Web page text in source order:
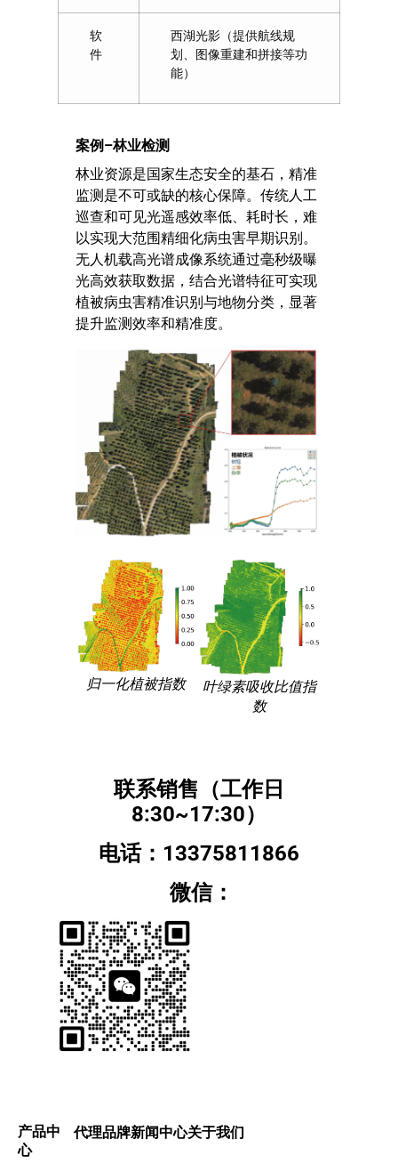
软
件
西湖光影（提供航线规
划、图像重建和拼接等功
能）
案例 –林业检测
林业资源是国家生态安全的基石，精准
监测是不可或缺的核心保障。传统人工
巡查和可见光遥感效率低、耗时长，难
以实现大范围精细化病虫害早期识别。
无人机载高光谱成像系统通过毫秒级曝
光高效获取数据，结合光谱特征可实现
植被病虫害精准识别与地物分类，显著
提升监测效率和精准度。
归一化植被指数
叶绿素吸收比值指
数
联系销售（工作日
8:30~17:30）
电话：13375811866
微信：
产品中
心
代理品牌新闻中心关于我们